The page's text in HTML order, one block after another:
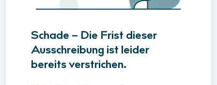
Schade – Die Frist dieser
Ausschreibung ist leider
bereits verstrichen.